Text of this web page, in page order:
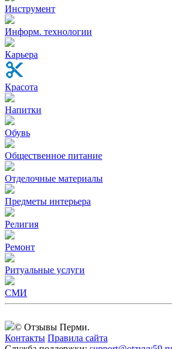
Инструмент
Информ. технологии
Карьера
Красота
Напитки
Обувь
Общественное питание
Отделочные материалы
Предметы интерьера
Религия
Ремонт
Ритуальные услуги
СМИ
© Отзывы Перми.
Контакты Правила сайта